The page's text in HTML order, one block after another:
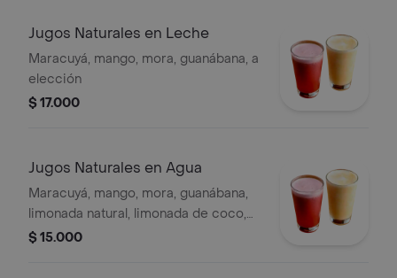
Jugos Naturales en Leche
Maracuyá, mango, mora, guanábana, a
elección
$ 17.000
Jugos Naturales en Agua
Maracuyá, mango, mora, guanábana,
limonada natural, limonada de coco,
limonada de hierbabuena a elección
$ 15.000